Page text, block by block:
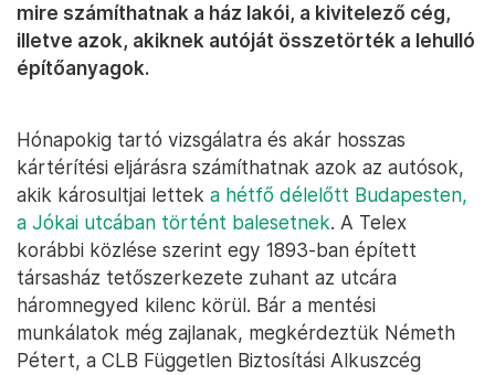
mire számíthatnak a ház lakói, a kivitelező cég,
illetve azok, akiknek autóját összetörték a lehulló
építőanyagok.
Hónapokig tartó vizsgálatra és akár hosszas
kártérítési eljárásra számíthatnak azok az autósok,
akik károsultjai lettek a hétfő délelőtt Budapesten,
a Jókai utcában történt balesetnek. A Telex
korábbi közlése szerint egy 1893-ban épített
társasház tetőszerkezete zuhant az utcára
háromnegyed kilenc körül. Bár a mentési
munkálatok még zajlanak, megkérdeztük Németh
Pétert, a CLB Független Biztosítási Alkuszcég